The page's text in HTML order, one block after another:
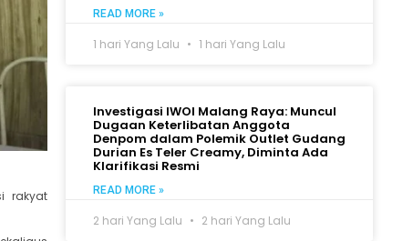
rakyat
READ MORE »
1 hari Yang Lalu 1 hari Yang Lalu
Investigasi IWOI Malang Raya: Muncul
Dugaan Keterlibatan Anggota
Denpom dalam Polemik Outlet Gudang
Durian Es Teler Creamy, Diminta Ada
Klarifikasi Resmi
READ MORE »
2 hari Yang Lalu 2 hari Yang Lalu